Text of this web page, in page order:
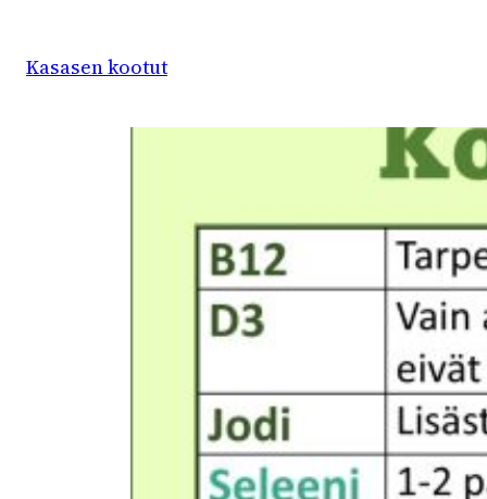
Kasasen kootut